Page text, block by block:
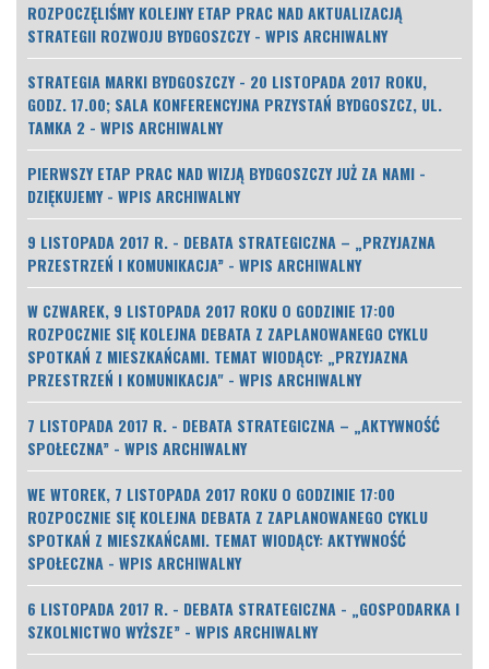
ROZPOCZĘLIŚMY KOLEJNY ETAP PRAC NAD AKTUALIZACJĄ
STRATEGII ROZWOJU BYDGOSZCZY - WPIS ARCHIWALNY
STRATEGIA MARKI BYDGOSZCZY - 20 LISTOPADA 2017 ROKU,
GODZ. 17.00; SALA KONFERENCYJNA PRZYSTAŃ BYDGOSZCZ, UL.
TAMKA 2 - WPIS ARCHIWALNY
PIERWSZY ETAP PRAC NAD WIZJĄ BYDGOSZCZY JUŻ ZA NAMI -
DZIĘKUJEMY - WPIS ARCHIWALNY
9 LISTOPADA 2017 R. - DEBATA STRATEGICZNA – „PRZYJAZNA
PRZESTRZEŃ I KOMUNIKACJA” - WPIS ARCHIWALNY
W CZWAREK, 9 LISTOPADA 2017 ROKU O GODZINIE 17:00
ROZPOCZNIE SIĘ KOLEJNA DEBATA Z ZAPLANOWANEGO CYKLU
SPOTKAŃ Z MIESZKAŃCAMI. TEMAT WIODĄCY: „PRZYJAZNA
PRZESTRZEŃ I KOMUNIKACJA" - WPIS ARCHIWALNY
7 LISTOPADA 2017 R. - DEBATA STRATEGICZNA – „AKTYWNOŚĆ
SPOŁECZNA” - WPIS ARCHIWALNY
WE WTOREK, 7 LISTOPADA 2017 ROKU O GODZINIE 17:00
ROZPOCZNIE SIĘ KOLEJNA DEBATA Z ZAPLANOWANEGO CYKLU
SPOTKAŃ Z MIESZKAŃCAMI. TEMAT WIODĄCY: AKTYWNOŚĆ
SPOŁECZNA - WPIS ARCHIWALNY
6 LISTOPADA 2017 R. - DEBATA STRATEGICZNA - „GOSPODARKA I
SZKOLNICTWO WYŻSZE” - WPIS ARCHIWALNY